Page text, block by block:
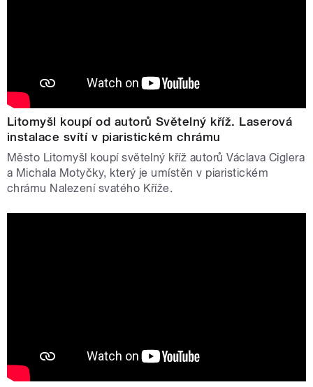
Litomyšl koupí od autorů Světelný kříž. Laserová
instalace svítí v piaristickém chrámu
Město Litomyšl koupí světelný kříž autorů Václava Ciglera
a Michala Motyčky, který je umístěn v piaristickém
chrámu Nalezení svatého Kříže.